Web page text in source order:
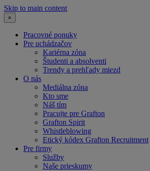
Skip to main content
×
Pracovné ponuky
Pre uchádzačov
Kariérna zóna
Študenti a absolventi
Trendy a prehľady miezd
O nás
Mediálna zóna
Kto sme
Náš tím
Pracujte pre Grafton
Grafton Spirit
Whistleblowing
Etický kódex Grafton Recruitment
Pre firmy
Služby
Naše prieskumy